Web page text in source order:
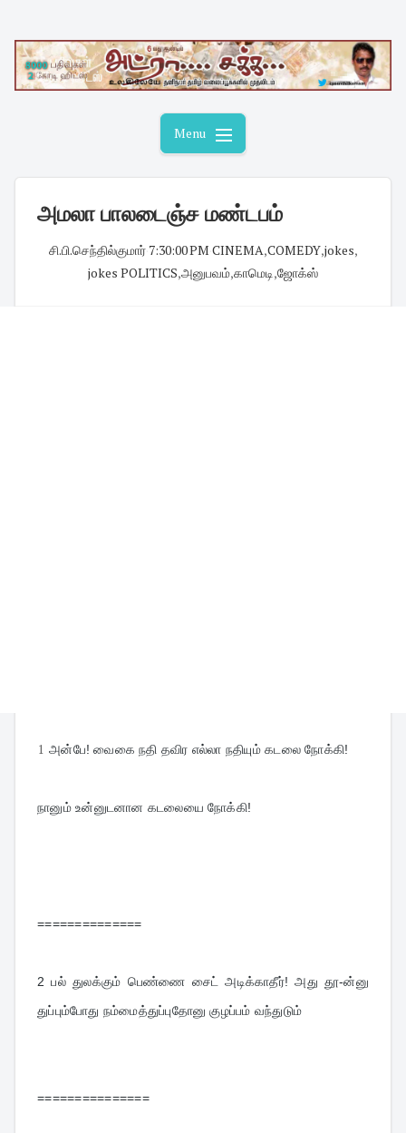
content
Menu
அமலா பாலடைஞ்ச மண்டபம்
சி.பி.செந்தில்குமார்· 7:30:00 PM CINEMA,COMEDY,jokes,
jokes POLITICS,அனுபவம்,காமெடி,ஜோக்ஸ்
1 அன்பே! வைகை நதி தவிர எல்லா நதியும் கடலை நோக்கி!
நானும் உன்னுடனான கடலையை நோக்கி!
==============
2 பல் துலக்கும் பெண்ணை சைட் அடிக்காதீர்! அது தூ-ன்னு
துப்பும்போது நம்மைத்துப்புதோனு குழப்பம் வந்துடும்
===============